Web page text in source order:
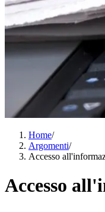
Home/
Argomenti/
Accesso
Accesso